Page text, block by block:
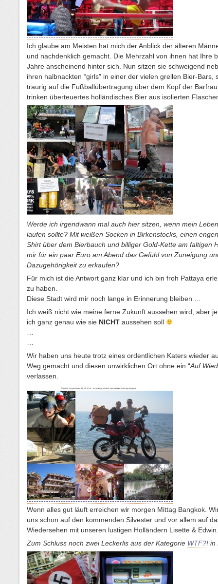
Ich glaube am Meisten hat mich der Anblick der älteren
und nachdenklich gemacht. Die Mehrzahl von ihnen hat Ihre
Jahre anscheinend hinter sich. Nun sitzen sie schweigend
ihren halbnackten “girls” in einer der vielen grellen Bier-Bars,
traurig auf die Fußballübertragung über dem Kopf der
trinken überteuertes holländisches Bier aus isolierten
Werde ich irgendwann mal auch hier sitzen, wenn mein
laufen sollte? Mit weißen Socken in Birkenstocks, einen
Shirt über dem Bierbauch und billiger Gold-Kette am faltigen
mir für ein paar Euro am Abend das Gefühl von Zuneigung
Dazugehörigkeit zu erkaufen?
Für mich ist die Antwort ganz klar und ich bin froh Pattaya
zu haben.
Diese Stadt wird mir noch lange in Erinnerung bleiben …
Ich weiß nicht wie meine ferne Zukunft aussehen wird, aber
ich ganz genau wie sie NICHT aussehen soll
Wir haben uns heute trotz eines ordentlichen Katers wieder
Weg gemacht und diesen unwirklichen Ort ohne ein “Auf
verlassen.
Wenn alles gut läuft erreichen wir morgen Mittag Bangkok.
uns schon auf den kommenden Silvester und vor allem auf
Wiedersehen mit unseren lustigen Holländern Lisette & Edwin.
Zum Schluss noch zwei Leckerlis aus der Kategorie WTF?! in